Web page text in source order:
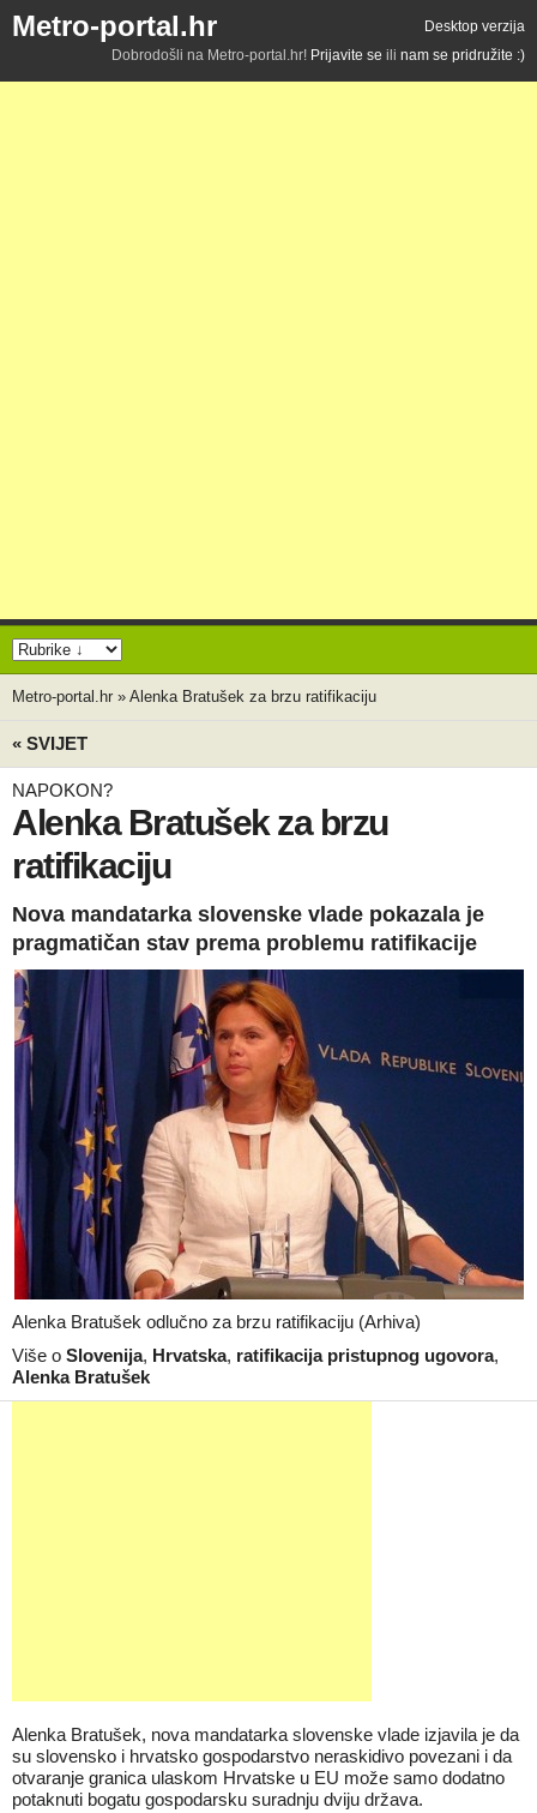
Metro-portal.hr
Desktop verzija
Dobrodošli na Metro-portal.hr! Prijavite se ili nam se pridružite :)
Metro-portal.hr » Alenka Bratušek za brzu ratifikaciju
« SVIJET
NAPOKON?
Alenka Bratušek za brzu
ratifikaciju
Nova mandatarka slovenske vlade pokazala je
pragmatičan stav prema problemu ratifikacije
Alenka Bratušek odlučno za brzu ratifikaciju (Arhiva)
Više o Slovenija, Hrvatska, ratifikacija pristupnog ugovora,
Alenka Bratušek
Alenka Bratušek, nova mandatarka slovenske vlade izjavila je da
su slovensko i hrvatsko gospodarstvo neraskidivo povezani i da
otvaranje granica ulaskom Hrvatske u EU može samo dodatno
potaknuti bogatu gospodarsku suradnju dviju država.